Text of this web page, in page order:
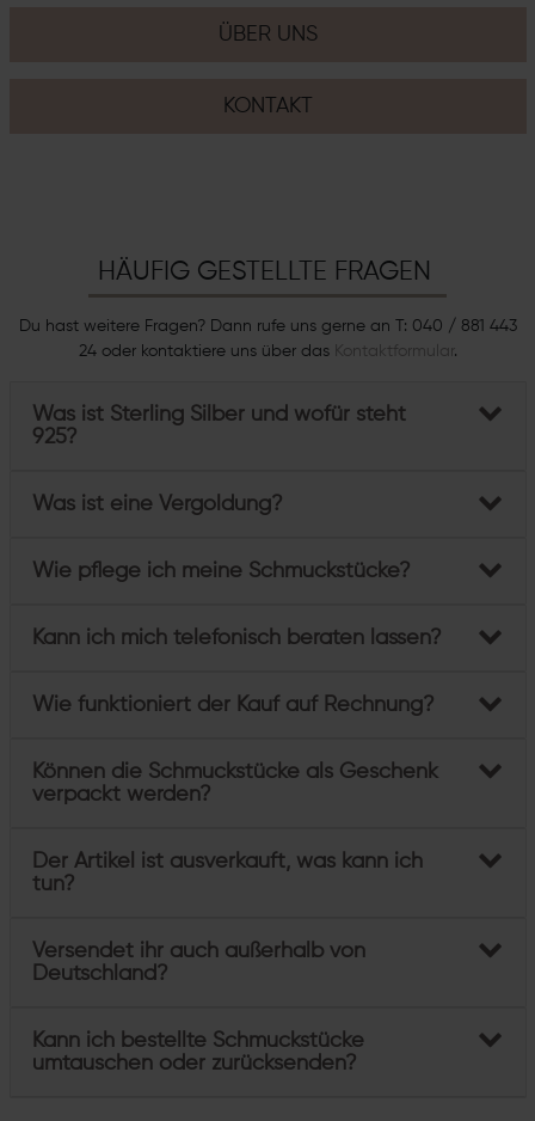
ÜBER UNS
KONTAKT
HÄUFIG GESTELLTE FRAGEN
Du hast weitere Fragen? Dann rufe uns gerne an T: 040 / 881 443
24 oder kontaktiere uns über das
Kontaktformular.
Was ist Sterling Silber und wofür steht
925?
Was ist eine Vergoldung?
Wie pflege ich meine Schmuckstücke?
Kann ich mich telefonisch beraten lassen?
Wie funktioniert der Kauf auf Rechnung?
Können die Schmuckstücke als Geschenk
verpackt werden?
Der Artikel ist ausverkauft, was kann ich
tun?
Versendet ihr auch außerhalb von
Deutschland?
Kann ich bestellte Schmuckstücke
umtauschen oder zurücksenden?